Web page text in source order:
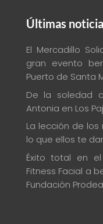
Últimas
El Mercadillo
gran evento
Puerto de Santa
De la soledad
Antonia en Los
La lección de los
lo que ellos te
Éxito total en
Fitness Facial a
Fundación